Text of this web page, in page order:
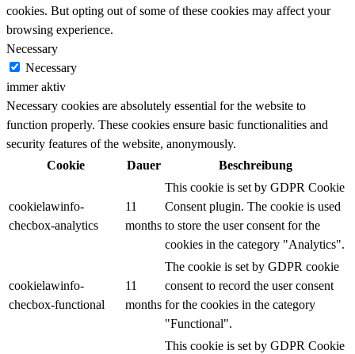
cookies. But opting out of some of these cookies may affect your
browsing experience.
Necessary
Necessary
immer aktiv
Necessary cookies are absolutely essential for the website to
function properly. These cookies ensure basic functionalities and
security features of the website, anonymously.
Cookie
Dauer Beschreibung
cookielawinfo-
checbox-analytics
11
months
This cookie is set by GDPR Cookie
Consent plugin. The cookie is used
to store the user consent for the
cookies in the category "Analytics".
cookielawinfo-
checbox-functional
11
months
The cookie is set by GDPR cookie
consent to record the user consent
for the cookies in the category
"Functional".
This cookie is set by GDPR Cookie